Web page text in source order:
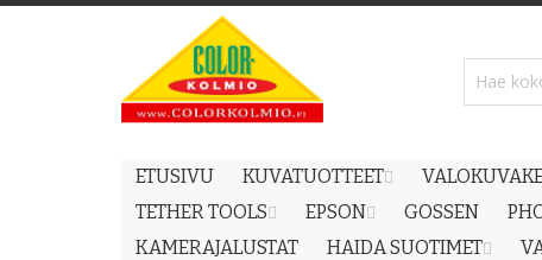
Content
ETUSIVU KUVATUOTTEET
TETHER TOOLS
EPSON GOSSEN
KAMERAJALUSTAT
HAIDA SUOTIMET